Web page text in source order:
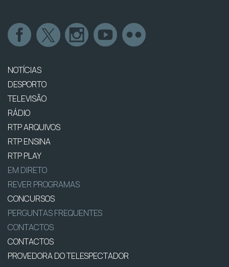
NOTÍCIAS
DESPORTO
TELEVISÃO
RÁDIO
RTP ARQUIVOS
RTP ENSINA
RTP PLAY
EM DIRETO
REVER PROGRAMAS
CONCURSOS
PERGUNTAS FREQUENTES
CONTACTOS
CONTACTOS
PROVEDORA DO TELESPECTADOR